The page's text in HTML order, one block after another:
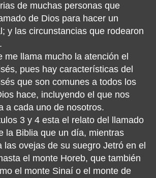
de muchas personas que
de Dios para hacer un
y las circunstancias que rodearon
me llama mucho la atención el
pues hay características del
que son comunes a todos los
hace, incluyendo el que nos
a cada uno de nosotros.
3 y 4 esta el relato del llamado
la Biblia que un día, mientras
las ovejas de su suegro Jetró en el
el monte Horeb, que también
el monte Sinaí o el monte de